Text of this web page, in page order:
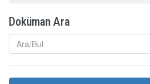
Doküman Ara